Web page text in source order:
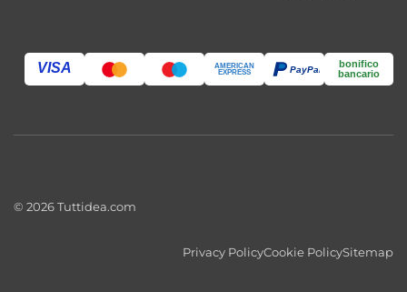
• Sistema di disinfezione ad ozono
complete
• Rubinetteria bordo vasca
VISA AMERICAN
EXPRESS PayPal
bonifico
bancario
© 2026 Tuttidea.com
Privacy PolicyCookie PolicySitemap